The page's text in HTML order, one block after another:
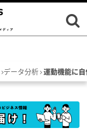
データ分析 運動機能に